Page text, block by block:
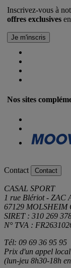
Inscrivez-vous à
offres exclusives
Nos sites
Contact Contact
CASAL SPORT
1 rue Blériot - ZAC
67129 MOLSHEIM
SIRET : 310 269
N° TVA :
Tél: 09 69 36 95 95
Prix d'un appel
(lun-jeu 8h30-18h